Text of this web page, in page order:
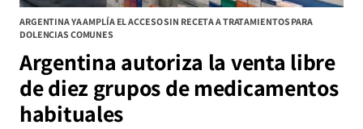
ARGENTINA YA AMPLÍA EL ACCESO SIN RECETA A TRATAMIENTOS PARA
DOLENCIAS COMUNES
Argentina autoriza la venta libre
de diez grupos de medicamentos
habituales